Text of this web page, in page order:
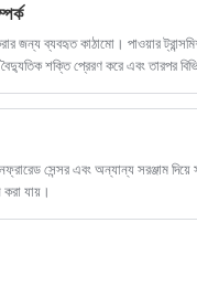
জন্য ব্যবহৃত কাঠামো। পাওয়ার
শক্তি প্রেরণ করে এবং তারপর
সেন্সর এবং অন্যান্য সরঞ্জাম
যায়।